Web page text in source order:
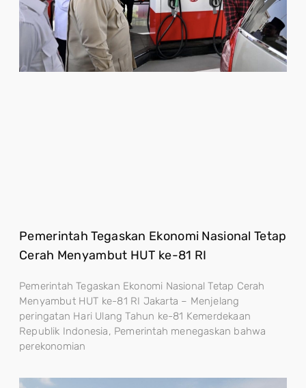
Pemerintah Tegaskan Ekonomi Nasional Tetap
Cerah Menyambut HUT ke-81 RI
Pemerintah Tegaskan Ekonomi Nasional Tetap Cerah
Menyambut HUT ke-81 RI Jakarta – Menjelang
peringatan Hari Ulang Tahun ke-81 Kemerdekaan
Republik Indonesia, Pemerintah menegaskan bahwa
perekonomian